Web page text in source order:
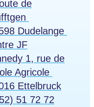
de
Dudelange
JF
1, rue de
Agricole
Ettelbruck
51 72 72